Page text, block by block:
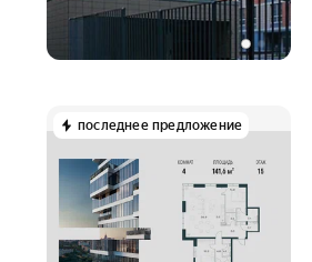
последнее предложение